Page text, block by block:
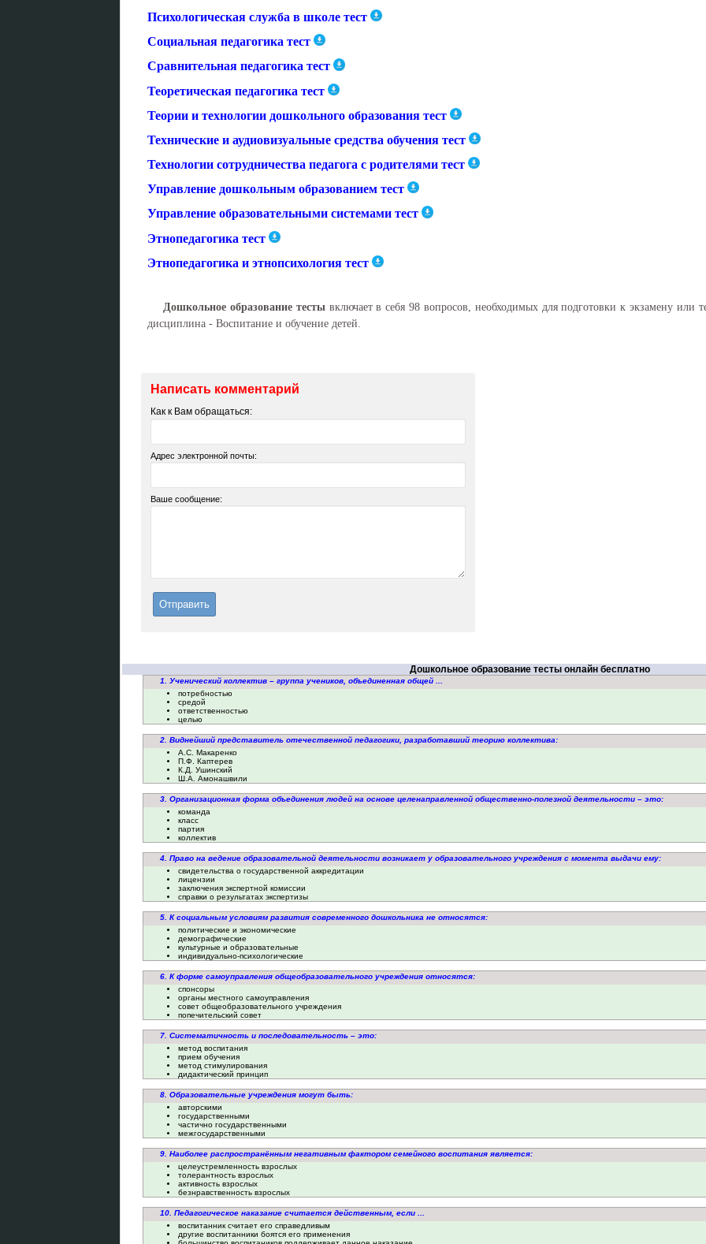
Психологическая служба в школе тест
Социальная педагогика тест
Сравнительная педагогика тест
Теоретическая педагогика тест
Теории и технологии дошкольного образования тест
Технические и аудиовизуальные средства обучения тест
Технологии сотрудничества педагога с родителями тест
Управление дошкольным образованием тест
Управление образовательными системами тест
Этнопедагогика тест
Этнопедагогика и этнопсихология тест
Дошкольное образование тестывключает в себя 98 вопросов, необходимых для подготовки к экзамену или
дисциплина - Воспитание и обучение детей.
Написать комментарий
Как к Вам обращаться:
Адрес электронной почты:
Ваше сообщение:
Дошкольное образование тесты онлайн бесплатно
1. Ученический коллектив – группа учеников, объединенная общей ...
потребностью
средой
ответственностью
целью
2. Виднейший представитель отечественной педагогики, разработавший теорию коллектива:
А.С. Макаренко
П.Ф. Каптерев
К.Д. Ушинский
Ш.А. Амонашвили
3. Организационная форма объединения людей на основе целенаправленной общественно-полезной деятельности – это:
команда
класс
партия
коллектив
4. Право на ведение образовательной деятельности возникает у образовательного учреждения с момента выдачи ему:
свидетельства о государственной аккредитации
лицензии
заключения экспертной комиссии
справки о результатах экспертизы
5. К социальным условиям развития современного дошкольника не относятся:
политические и экономические
демографические
культурные и образовательные
индивидуально-психологические
6. К форме самоуправления общеобразовательного учреждения относятся:
спонсоры
органы местного самоуправления
совет общеобразовательного учреждения
попечительский совет
7. Систематичность и последовательность – это:
метод воспитания
прием обучения
метод стимулирования
дидактический принцип
8. Образовательные учреждения могут быть:
авторскими
государственными
частично государственными
межгосударственными
9. Наиболее распространённым негативным фактором семейного воспитания является:
целеустремленность взрослых
толерантность взрослых
активность взрослых
безнравственность взрослых
10. Педагогическое наказание считается действенным, если ...
воспитанник считает его справедливым
другие воспитанники боятся его применения